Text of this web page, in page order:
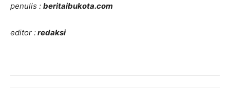
penulis : beritaibukota.com
editor :redaksi